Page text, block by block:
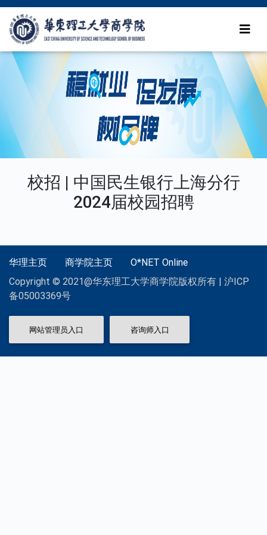
校招 | 中国民生银行上海分行
2024届校园招聘
华理主页 商学院主页
O*NET Online
Copyright © 2021@华东理工大学商学院版权所有 | 沪ICP
备05003369号
网站管理员入口 咨询师入口